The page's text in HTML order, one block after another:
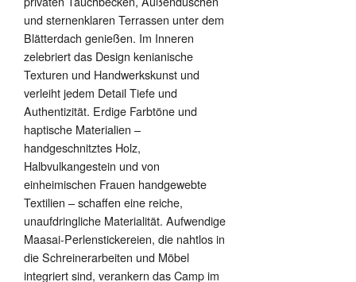
und sternenklaren Terrassen unter dem
Blätterdach genießen. Im Inneren
zelebriert das Design kenianische
Texturen und Handwerkskunst und
verleiht jedem Detail Tiefe und
Authentizität. Erdige Farbtöne und
haptische Materialien –
handgeschnitztes Holz,
Halbvulkangestein und von
einheimischen Frauen handgewebte
Textilien – schaffen eine reiche,
unaufdringliche Materialität. Aufwendige
Maasai-Perlenstickereien, die nahtlos in
die Schreinerarbeiten und Möbel
integriert sind, verankern das Camp im